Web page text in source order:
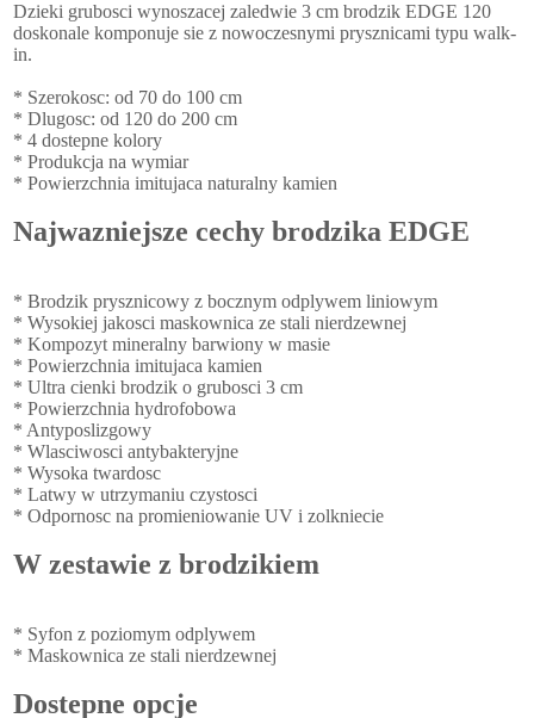
Dzieki grubosci wynoszacej zaledwie 3 cm brodzik EDGE 120
doskonale komponuje sie z nowoczesnymi prysznicami typu walk-
in.
* Szerokosc: od 70 do 100 cm
* Dlugosc: od 120 do 200 cm
* 4 dostepne kolory
* Produkcja na wymiar
* Powierzchnia imitujaca naturalny kamien
Najwazniejsze cechy brodzika EDGE
* Brodzik prysznicowy z bocznym odplywem liniowym
* Wysokiej jakosci maskownica ze stali nierdzewnej
* Kompozyt mineralny barwiony w masie
* Powierzchnia imitujaca kamien
* Ultra cienki brodzik o grubosci 3 cm
* Powierzchnia hydrofobowa
* Antyposlizgowy
* Wlasciwosci antybakteryjne
* Wysoka twardosc
* Latwy w utrzymaniu czystosci
* Odpornosc na promieniowanie UV i zolkniecie
W zestawie z brodzikiem
* Syfon z poziomym odplywem
* Maskownica ze stali nierdzewnej
Dostepne opcje